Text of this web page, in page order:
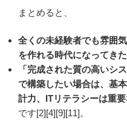
まとめると、
全くの未経験者でも雰囲
を作れる時代になってきた
「完成された質の高いシ
で構築したい場合は、基
計力、ITリテラシーは重
です[2][4][9][11]。